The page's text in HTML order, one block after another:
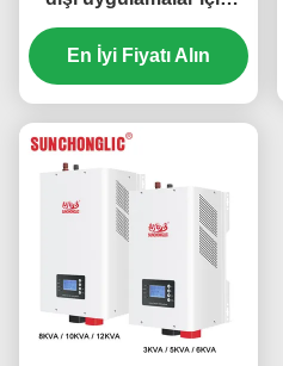
Saf Sinüs Dalga Çıkışı
ile.5KW Hibrit Güneş
Inverteri
En İyi Fiyatı Alın